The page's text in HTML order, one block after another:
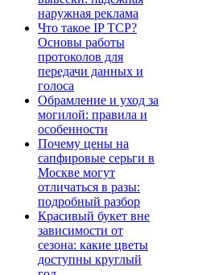
наружная реклама
Что такое IP TCP?
Основы работы
протоколов для
передачи данных и
голоса
Обрамление и уход за
могилой: правила и
особенности
Почему цены на
сапфировые серьги в
Москве могут
отличаться в разы:
подробный разбор
Красивый букет вне
зависимости от
сезона: какие цветы
доступны круглый